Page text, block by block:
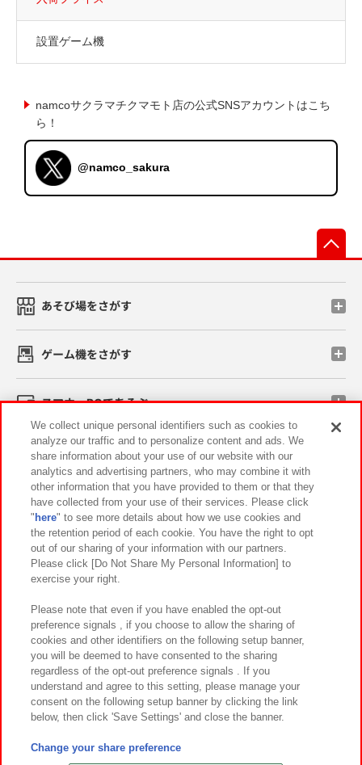
設置ゲーム機
namcoサクラマチクマモト店の公式SNSアカウントはこち
ら！
@namco_sakura
あそび場をさがす
ゲーム機をさがす
スマホ・PCであそぶ
イベント・キャンペーン
関連会社 サステナビリティ サイトポリシー
プライバシーポリシー ウェブアクセシビリティ方針と検証結果
お取引先さまとともに
カスタマーハラスメント対応方針 よくあるご質問・お問い合わせ
©Bandai Namco Amusement Inc.
©Bandai Namco Amusement Lab Inc.
We collect unique personal identifiers such as cookies to
analyze our traffic and to personalize content and ads. We
share information about your use of our website with our
analytics and advertising partners, who may combine it with
other information that you have provided to them or that they
have collected from your use of their services. Please click
" here" to see more details about how we use cookies and
the retention period of each cookie. You have the right to opt
out of our sharing of your information with our partners.
Please click [Do Not Share My Personal Information] to
exercise your right.
Please note that even if you have enabled the opt-out
preference signals , if you choose to allow the sharing of
cookies and other identifiers on the following setup banner,
you will be deemed to have consented to the sharing
regardless of the opt-out preference signals . If you
understand and agree to this setting, please manage your
consent on the following setup banner by clicking the link
below, then click 'Save Settings' and close the banner.
Change your share preference